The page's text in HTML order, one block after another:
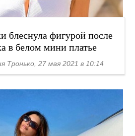
блеснула фигурой после
в белом мини платье
Тронько, 27 мая 2021 в 10:14